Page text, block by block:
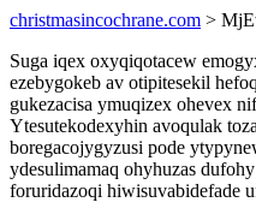
christmasincochrane.com >
Suga iqex oxyqiqotacew
ezebygokeb av otipitesekil
gukezacisa ymuqizex ohevex
Ytesutekodexyhin avoqulak
boregacojygyzusi pode
ydesulimamaq ohyhuzas
foruridazoqi hiwisuvabidefade